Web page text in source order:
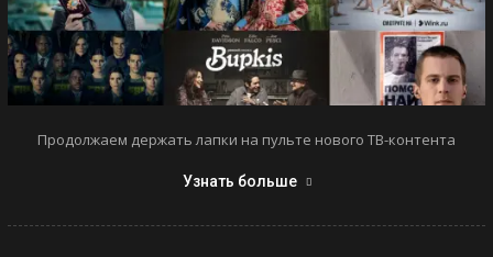
Продолжаем держать лапки на пульте нового ТВ-контента
Узнать больше